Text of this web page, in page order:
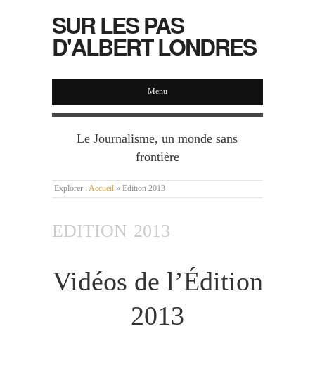
SUR LES PAS
D'ALBERT LONDRES
Menu
Le Journalisme, un monde sans
frontière
Explorer : Accueil » Edition 2013
EDITION 2013
Vidéos de l’Édition
2013